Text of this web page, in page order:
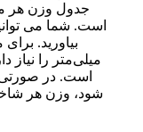
جدول وزن هر
است. شما می‌